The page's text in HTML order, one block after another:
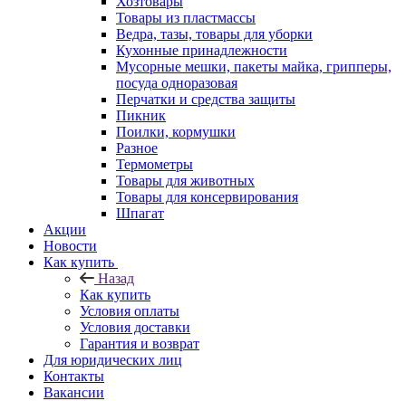
Товары из пластмассы
Ведра, тазы, товары для уборки
Кухонные принадлежности
Мусорные мешки, пакеты майка, грипперы,
посуда одноразовая
Перчатки и средства защиты
Пикник
Поилки, кормушки
Разное
Термометры
Товары для животных
Товары для консервирования
Шпагат
Акции
Новости
Как купить
Назад
Как купить
Условия оплаты
Условия доставки
Гарантия и возврат
Для юридических лиц
Контакты
Вакансии